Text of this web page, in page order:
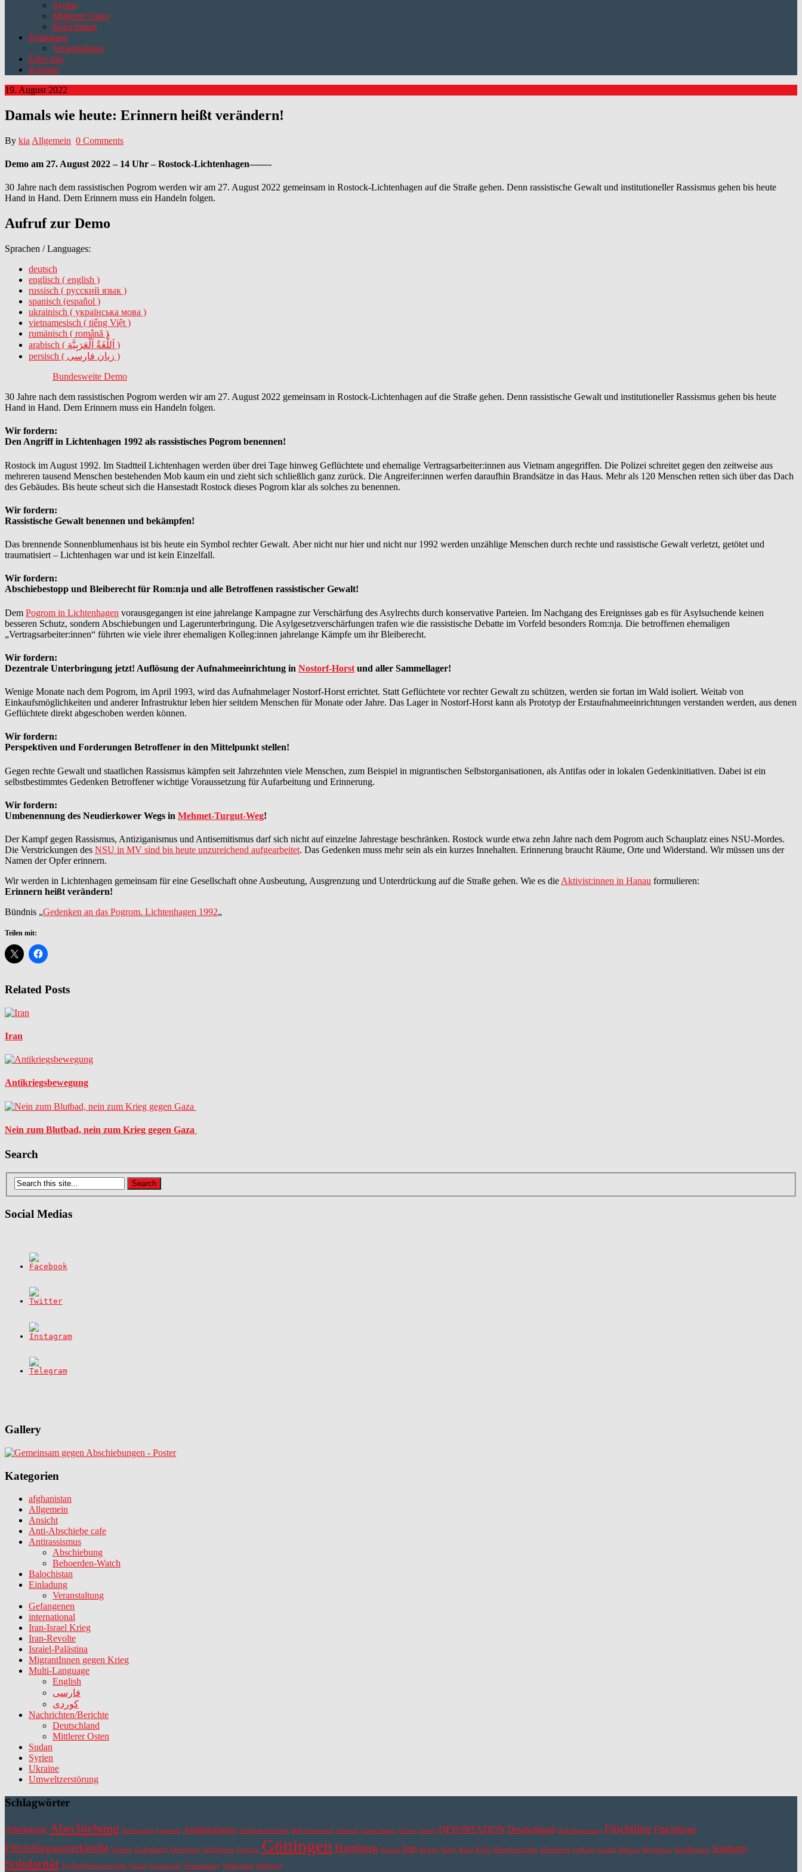
Syrien
Mittlerer Osten
Balochistan
Einladung
Veranstaltung
Über uns
Kontakt
19. August 2022
Damals wie heute: Erinnern heißt verändern!
By kia Allgemein 0 Comments
Demo am 27. August 2022 – 14 Uhr – Rostock-Lichtenhagen——-
30 Jahre nach dem rassistischen Pogrom werden wir am 27. August 2022 gemeinsam in Rostock-Lichtenhagen auf die Straße gehen. Denn rassistische Gewalt und institutioneller Rassismus gehen bis heute
Hand in Hand. Dem Erinnern muss ein Handeln folgen.
Aufruf zur Demo
Sprachen / Languages:
deutsch
englisch ( english )
russisch ( русский язык )
spanisch (español )
ukrainisch ( українська мова )
vietnamesisch ( tiếng Việt )
rumänisch ( română )
arabisch ( اَللُّغَةُ اَلْعَرَبِيَّة )
persisch ( زبان فارسی )
Bundesweite Demo
30 Jahre nach dem rassistischen Pogrom werden wir am 27. August 2022 gemeinsam in Rostock-Lichtenhagen auf die Straße gehen. Denn rassistische Gewalt und institutioneller Rassismus gehen bis heute
Hand in Hand. Dem Erinnern muss ein Handeln folgen.
Wir fordern:
Den Angriff in Lichtenhagen 1992 als rassistisches Pogrom benennen!
Rostock im August 1992. Im Stadtteil Lichtenhagen werden über drei Tage hinweg Geflüchtete und ehemalige Vertragsarbeiter:innen aus Vietnam angegriffen. Die Polizei schreitet gegen den zeitweise aus
mehreren tausend Menschen bestehenden Mob kaum ein und zieht sich schließlich ganz zurück. Die Angreifer:innen werfen daraufhin Brandsätze in das Haus. Mehr als 120 Menschen retten sich über das Dach
des Gebäudes. Bis heute scheut sich die Hansestadt Rostock dieses Pogrom klar als solches zu benennen.
Wir fordern:
Rassistische Gewalt benennen und bekämpfen!
Das brennende Sonnenblumenhaus ist bis heute ein Symbol rechter Gewalt. Aber nicht nur hier und nicht nur 1992 werden unzählige Menschen durch rechte und rassistische Gewalt verletzt, getötet und
traumatisiert – Lichtenhagen war und ist kein Einzelfall.
Wir fordern:
Abschiebestopp und Bleiberecht für Rom:nja und alle Betroffenen rassistischer Gewalt!
Dem Pogrom in Lichtenhagen vorausgegangen ist eine jahrelange Kampagne zur Verschärfung des Asylrechts durch konservative Parteien. Im Nachgang des Ereignisses gab es für Asylsuchende keinen
besseren Schutz, sondern Abschiebungen und Lagerunterbringung. Die Asylgesetzverschärfungen trafen wie die rassistische Debatte im Vorfeld besonders Rom:nja. Die betroffenen ehemaligen
„Vertragsarbeiter:innen“ führten wie viele ihrer ehemaligen Kolleg:innen jahrelange Kämpfe um ihr Bleiberecht.
Wir fordern:
Dezentrale Unterbringung jetzt! Auflösung der Aufnahmeeinrichtung in Nostorf-Horst und aller Sammellager!
Wenige Monate nach dem Pogrom, im April 1993, wird das Aufnahmelager Nostorf-Horst errichtet. Statt Geflüchtete vor rechter Gewalt zu schützen, werden sie fortan im Wald isoliert. Weitab von
Einkaufsmöglichkeiten und anderer Infrastruktur leben hier seitdem Menschen für Monate oder Jahre. Das Lager in Nostorf-Horst kann als Prototyp der Erstaufnahmeeinrichtungen verstanden werden, aus denen
Geflüchtete direkt abgeschoben werden können.
Wir fordern:
Perspektiven und Forderungen Betroffener in den Mittelpunkt stellen!
Gegen rechte Gewalt und staatlichen Rassismus kämpfen seit Jahrzehnten viele Menschen, zum Beispiel in migrantischen Selbstorganisationen, als Antifas oder in lokalen Gedenkinitiativen. Dabei ist ein
selbstbestimmtes Gedenken Betroffener wichtige Voraussetzung für Aufarbeitung und Erinnerung.
Wir fordern:
Umbenennung des Neudierkower Wegs in Mehmet-Turgut-Weg!
Der Kampf gegen Rassismus, Antiziganismus und Antisemitismus darf sich nicht auf einzelne Jahrestage beschränken. Rostock wurde etwa zehn Jahre nach dem Pogrom auch Schauplatz eines NSU-Mordes.
Die Verstrickungen des NSU in MV sind bis heute unzureichend aufgearbeitet. Das Gedenken muss mehr sein als ein kurzes Innehalten. Erinnerung braucht Räume, Orte und Widerstand. Wir müssen uns der
Namen der Opfer erinnern.
Wir werden in Lichtenhagen gemeinsam für eine Gesellschaft ohne Ausbeutung, Ausgrenzung und Unterdrückung auf die Straße gehen. Wie es die Aktivist:innen in Hanau formulieren:
Erinnern heißt verändern!
Bündnis „Gedenken an das Pogrom. Lichtenhagen 1992„
Teilen mit:
Related Posts
Iran
Antikriegsbewegung
Nein zum Blutbad, nein zum Krieg gegen Gaza
Search
Social Medias
Gallery
Kategorien
afghanistan
Allgemein
Ansicht
Anti-Abschiebe cafe
Antirassismus
Abschiebung
Behoerden-Watch
Balochistan
Einladung
Veranstaltung
Gefangenen
international
Iran-Israel Krieg
Iran-Revolte
Israiel-Palästina
MigrantInnen gegen Krieg
Multi-Language
English
فارسی
کوردی
Nachrichten/Berichte
Deutschland
Mittlerer Osten
Sudan
Syrien
Ukraine
Umweltzerstörung
Schlagwörter
Ablehnung Abschiebung Antifaschist antiracist Antirassismus Ausländerbehörde Behördenwatch belouch belouchistan choice Comic DEPORTATION Deutschland Diskriminierung Flüchtling Flüchtlinge
Flüchtlingsunterkünfte Freiheit Gedenktafel Gefangene Geflüchtete Grenzen Göttingen Hamburg human Iran Kongo Krieg Kurd KWZ Menschenrechte Mittelmeer poskarte racism Rathaus Repression SajidHussain Solidarity
Solidarität TagDerMenschenrechte Türkei Unterkunft Veranstaltung Widerstand Wohnung